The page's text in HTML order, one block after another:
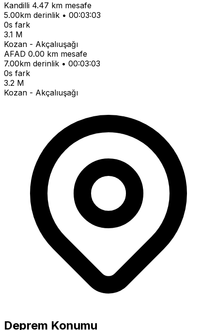
Kandilli 4.47 km mesafe
5.00km derinlik • 00:03:03
0s fark
3.1 M
Kozan - Akçalıuşağı
AFAD 0.00 km mesafe
7.00km derinlik • 00:03:03
0s fark
3.2 M
Kozan - Akçalıuşağı
Deprem Konumu